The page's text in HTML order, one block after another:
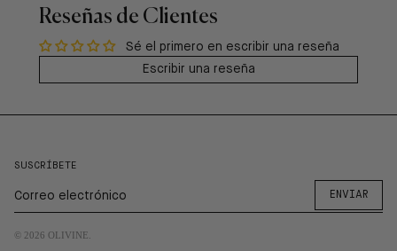
Reseñas de Clientes
Sé el primero en escribir una reseña
Escribir una reseña
SUSCRÍBETE
ENVIAR
© 2026 OLIVINE